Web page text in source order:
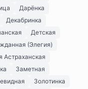
Дарёнка
Декабринка
Детская
(Элегия)
Астраханская
Заметная
Золотинка